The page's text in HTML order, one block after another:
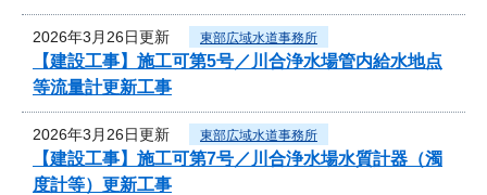
2026年3月26日更新 東部広域水道事務所
【建設工事】施工可第5号／川合浄水場管内給水地点
等流量計更新工事
2026年3月26日更新 東部広域水道事務所
【建設工事】施工可第7号／川合浄水場水質計器（濁
度計等）更新工事